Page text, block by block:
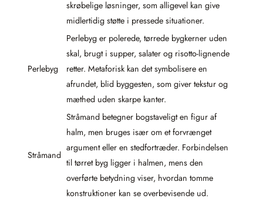
skrøbelige løsninger, som alligevel kan give
midlertidig støtte i pressede situationer.
Perlebyg
Perlebyg er polerede, tørrede bygkerner uden
skal, brugt i supper, salater og risotto-lignende
retter. Metaforisk kan det symbolisere en
afrundet, blid byggesten, som giver tekstur og
mæthed uden skarpe kanter.
Stråmand
Stråmand betegner bogstaveligt en figur af
halm, men bruges især om et forvrænget
argument eller en stedfortræder. Forbindelsen
til tørret byg ligger i halmen, mens den
overførte betydning viser, hvordan tomme
konstruktioner kan se overbevisende ud.